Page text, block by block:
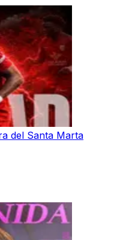
del Santa Marta